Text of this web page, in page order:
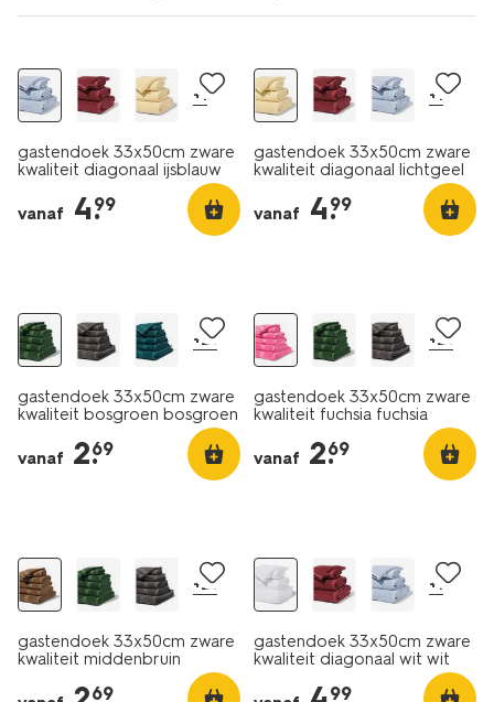
+1
gastendoek 33x50cm zware
kwaliteit diagonaal ijsblauw
vanaf
4.
99
+1
gastendoek 33x50cm zware
kwaliteit diagonaal lichtgeel
vanaf
4.
99
+21
gastendoek 33x50cm zware
kwaliteit bosgroen bosgroen
vanaf 2.
69
+21
gastendoek 33x50cm zware
kwaliteit fuchsia fuchsia
vanaf 2.
69
+21
gastendoek 33x50cm zware
kwaliteit middenbruin
69
+1
gastendoek 33x50cm zware
kwaliteit diagonaal wit wit
99